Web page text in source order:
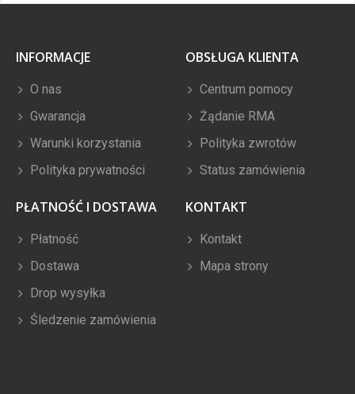
INFORMACJE
O nas
Gwarancja
Warunki korzystania
Polityka prywatności
OBSŁUGA KLIENTA
Centrum pomocy
Żądanie RMA
Polityka zwrotów
Status zamówienia
PŁATNOŚĆ I DOSTAWA
Płatność
Dostawa
Drop wysyłka
Śledzenie zamówienia
KONTAKT
Kontakt
Mapa strony